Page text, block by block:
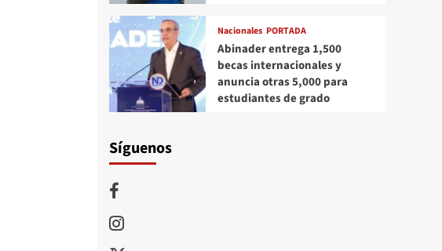
Nacionales PORTADA
Abinader entrega 1,500
becas internacionales y
anuncia otras 5,000 para
estudiantes de grado
Síguenos